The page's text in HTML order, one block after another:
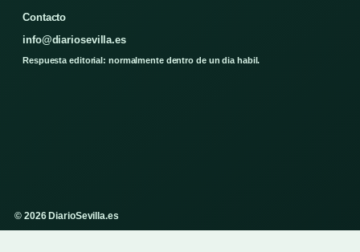
Contacto
info@diariosevilla.es
Respuesta editorial: normalmente dentro de un dia habil.
© 2026 DiarioSevilla.es